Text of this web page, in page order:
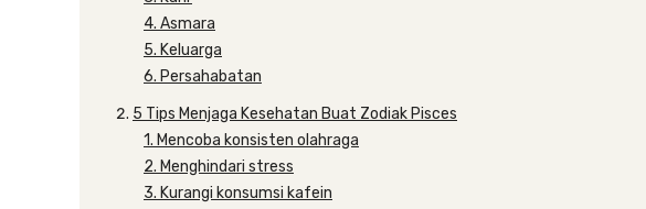
4. Asmara
5. Keluarga
6. Persahabatan
5 Tips Menjaga Kesehatan Buat Zodiak Pisces
1. Mencoba konsisten olahraga
2. Menghindari stress
3. Kurangi konsumsi kafein